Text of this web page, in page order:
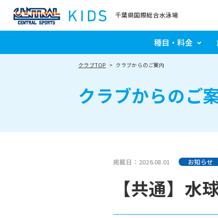
千葉県国際総合水泳場
種目・料金
クラブTOP クラブからのご案内
クラブからのご
掲載日：2026.08.01 お知らせ
【共通】水